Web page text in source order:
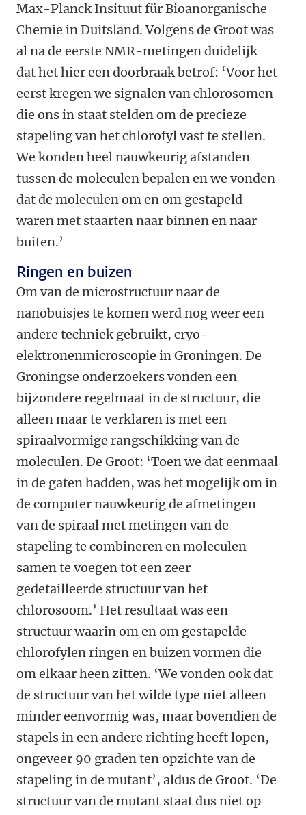
Max-Planck Insituut für Bioanorganische
Chemie in Duitsland. Volgens de Groot was
al na de eerste NMR-metingen duidelijk
dat het hier een doorbraak betrof: ‘Voor het
eerst kregen we signalen van chlorosomen
die ons in staat stelden om de precieze
stapeling van het chlorofyl vast te stellen.
We konden heel nauwkeurig afstanden
tussen de moleculen bepalen en we vonden
dat de moleculen om en om gestapeld
waren met staarten naar binnen en naar
buiten.’
Ringen en buizen
Om van de microstructuur naar de
nanobuisjes te komen werd nog weer een
andere techniek gebruikt, cryo-
elektronenmicroscopie in Groningen. De
Groningse onderzoekers vonden een
bijzondere regelmaat in de structuur, die
alleen maar te verklaren is met een
spiraalvormige rangschikking van de
moleculen. De Groot: ‘Toen we dat eenmaal
in de gaten hadden, was het mogelijk om in
de computer nauwkeurig de afmetingen
van de spiraal met metingen van de
stapeling te combineren en moleculen
samen te voegen tot een zeer
gedetailleerde structuur van het
chlorosoom.’ Het resultaat was een
structuur waarin om en om gestapelde
chlorofylen ringen en buizen vormen die
om elkaar heen zitten. ‘We vonden ook dat
de structuur van het wilde type niet alleen
minder eenvormig was, maar bovendien de
stapels in een andere richting heeft lopen,
ongeveer 90 graden ten opzichte van de
stapeling in de mutant’, aldus de Groot. ‘De
structuur van de mutant staat dus niet op